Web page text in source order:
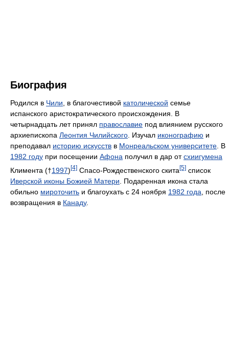
Биография
Родился в Чили, в благочестивой католической семье
испанского аристократического происхождения. В
четырнадцать лет принял православие под влиянием русского
архиепископа Леонтия Чилийского. Изучал иконографию и
преподавал историю искусств в Монреальском университете. В
1982 году при посещении Афона получил в дар отсхиигумена
Климента (†1997) [4] Спасо-Рождественского скита [5] список
Иверской иконы Божией Матери . Подаренная икона стала
обильно мироточить и благоухать с 24 ноября 1982 года , после
возвращения в Канаду.